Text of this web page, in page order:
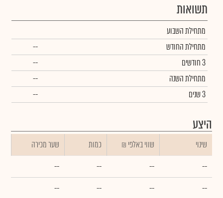
תשואות
מתחילת השבוע
מתחילת החודש
--
3 חודשים
--
מתחילת השנה
--
3 שנים
--
היצע
שינוי ₪ שווי באלפי כמות
שער מכירה
--
--
--
--
--
--
--
--